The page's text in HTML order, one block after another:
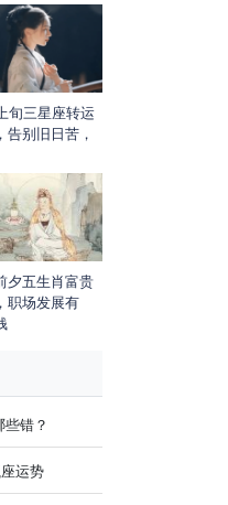
旬三星座转运
告别旧日苦，
夕五生肖富贵
职场发展有
错？
运势